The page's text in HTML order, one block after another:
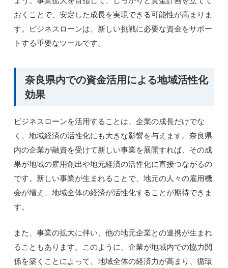
おくことで、安定した成長を実現できる可能性が高まりま
す。ビジネスローンは、新しい挑戦に必要な資金をサポー
トする重要なツールです。
奈良県内での資金活用による地域活性化
効果
ビジネスローンを活用することは、企業の成長だけでな
く、地域経済の活性化にも大きな影響を与えます。奈良県
内の企業が融資を受けて新しい事業を展開すれば、その成
果が地域の雇用創出や地元経済の活性化に直接つながるの
です。新しい事業が生まれることで、地元の人々の雇用機
会が増え、地域全体の経済が活性化することが期待できま
す。
また、事業の拡大に伴い、他の地元企業との連携が生まれ
ることもあります。このように、企業が地域内での協力関
係を築くことによって、地域全体の経済力が高まり、循環